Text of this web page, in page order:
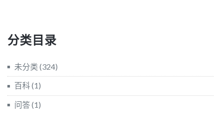
分类目录
未分类 (324)
百科(1)
问答(1)